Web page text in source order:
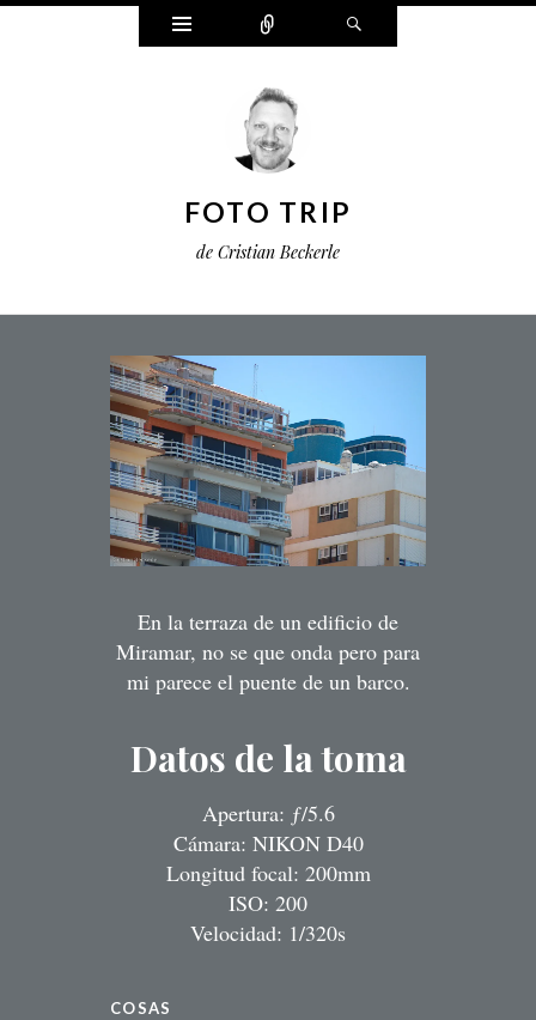
Widgets Connect
FOTO TRIP
de Cristian Beckerle
En la terraza de un edificio de
Miramar, no se que onda pero para
mi parece el puente de un barco.
Datos de la toma
Apertura: ƒ/5.6
Cámara: NIKON D40
Longitud focal: 200mm
ISO: 200
Velocidad: 1/320s
COSAS